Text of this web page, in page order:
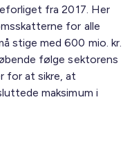
fra 2017. Her
for alle
stige med 600 mio. kr.
følge sektorens
for at sikre, at
maksimum i